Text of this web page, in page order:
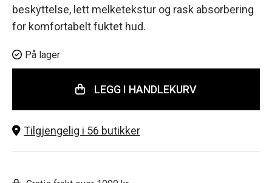
beskyttelse, lett melketekstur og rask absorbering
for komfortabelt fuktet hud.
På lager
LEGG I HANDLEKURV
Tilgjengelig i 56 butikker